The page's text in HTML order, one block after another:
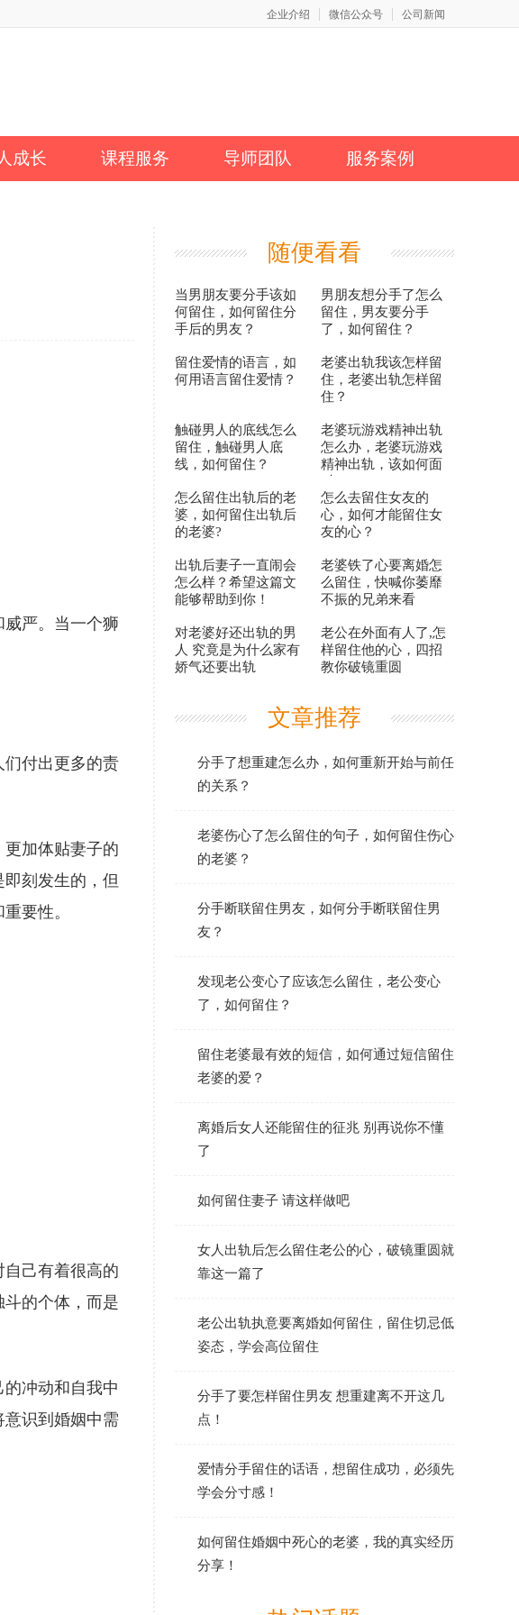
企业介绍 微信公众号 公司新闻
成长 课程服务 导师团队 服务案例
严。当一个狮
付出更多的责
加体贴妻子的
刻发生的，但
要性。
己有着很高的
的个体，而是
冲动和自我中
识到婚姻中需
随便看看
当男朋友要分手该如
何留住，如何留住分
手后的男友？
男朋友想分手了怎么
留住，男友要分手
了，如何留住？
留住爱情的语言，如
何用语言留住爱情？
老婆出轨我该怎样留
住，老婆出轨怎样留
住？
触碰男人的底线怎么
留住，触碰男人底
线，如何留住？
老婆玩游戏精神出轨
怎么办，老婆玩游戏
精神出轨，该如何面
怎么留住出轨后的老
婆，如何留住出轨后
的老婆?
怎么去留住女友的
心，如何才能留住女
友的心？
出轨后妻子一直闹会
怎么样？希望这篇文
能够帮助到你！
老婆铁了心要离婚怎
么留住，快喊你萎靡
不振的兄弟来看
对老婆好还出轨的男
人 究竟是为什么家有
娇气还要出轨
老公在外面有人了,怎
样留住他的心，四招
教你破镜重圆
文章推荐
分手了想重建怎么办，如何重新开始与前任
的关系？
老婆伤心了怎么留住的句子，如何留住伤心
的老婆？
分手断联留住男友，如何分手断联留住男
友？
发现老公变心了应该怎么留住，老公变心
了，如何留住？
留住老婆最有效的短信，如何通过短信留住
老婆的爱？
离婚后女人还能留住的征兆 别再说你不懂
了
如何留住妻子 请这样做吧
女人出轨后怎么留住老公的心，破镜重圆就
靠这一篇了
老公出轨执意要离婚如何留住，留住切忌低
姿态，学会高位留住
分手了要怎样留住男友 想重建离不开这几
点！
爱情分手留住的话语，想留住成功，必须先
学会分寸感！
如何留住婚姻中死心的老婆，我的真实经历
分享！